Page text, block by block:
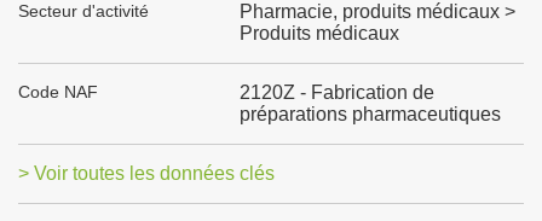
Secteur d'activité
Pharmacie, produits médicaux >
Produits médicaux
Code NAF
2120Z - Fabrication de
préparations pharmaceutiques
> Voir toutes les données clés